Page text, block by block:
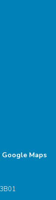
Maps